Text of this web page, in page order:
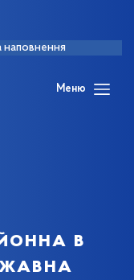
наповнення
Меню
в